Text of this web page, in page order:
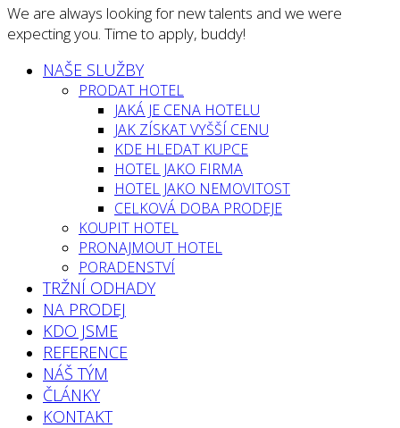
We are always looking for new talents and we were
expecting you. Time to apply, buddy!
NAŠE SLUŽBY
PRODAT HOTEL
JAKÁ JE CENA HOTELU
JAK ZÍSKAT VYŠŠÍ CENU
KDE HLEDAT KUPCE
HOTEL JAKO FIRMA
HOTEL JAKO NEMOVITOST
CELKOVÁ DOBA PRODEJE
KOUPIT HOTEL
PRONAJMOUT HOTEL
PORADENSTVÍ
TRŽNÍ ODHADY
NA PRODEJ
KDO JSME
REFERENCE
NÁŠ TÝM
ČLÁNKY
KONTAKT